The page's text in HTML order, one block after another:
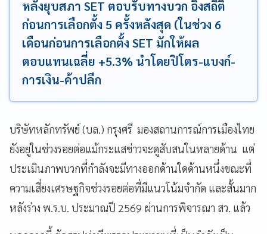
หลังยุบสภา SET ตอบรับทางบวก อิงสถิติ
ก่อนการเลือกตั้ง 5 ครั้งหลังสุด (ในช่วง 6
เดือนก่อนการเลือกตั้ง SET มักให้ผล
ตอบแทนเฉลี่ย +5.3% นำโดยปิโตร-แบงก์-
การเงิน-ค้าปลีก
บริษัทหลักทรัพย์ (บล.) กรุงศรี มองสถานการณ์การเมืองไทย
ยังอยู่ในช่วงรอยต่อแม้กระแสข่าวจะดูสับสนในหลายด้าน แต่
ประเมินภาพบวกที่กำลังจะมีทางออกด้านใดด้านหนึ่งขณะที่
ความเสี่ยงเศรษฐกิจช่วงรอยต่อที่มีแนวโน้มจำกัด และสั้นมาก
หลังร่าง พ.ร.บ. ประมาณปี 2569 ผ่านการพิจารณา สว. แล้ว